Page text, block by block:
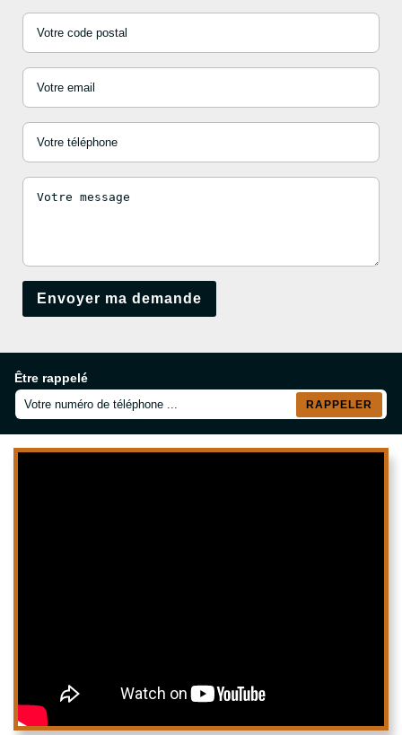
Être rappelé